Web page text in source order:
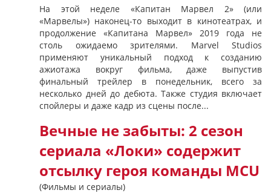
На этой неделе «Капитан Марвел 2» (или
«Марвелы») наконец-то выходит в кинотеатрах, и
продолжение «Капитана Марвел» 2019 года не
столь ожидаемо зрителями. Marvel Studios
применяют уникальный подход к созданию
ажиотажа вокруг фильма, даже выпустив
финальный трейлер в понедельник, всего за
несколько дней до дебюта. Также студия включает
спойлеры и даже кадр из сцены после...
Вечные не забыты: 2 сезон
сериала «Локи» содержит
отсылку героя команды MCU
(Фильмы и сериалы)